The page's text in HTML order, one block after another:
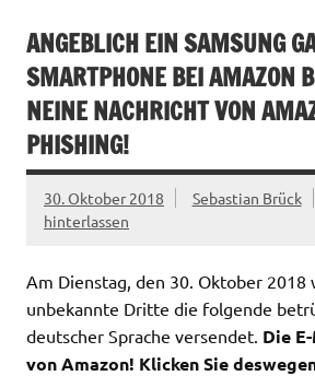
ANGEBLICH EIN SAMSUNG
SMARTPHONE BEI AMAZON
NEINE NACHRICHT VON
PHISHING!
30. Oktober 2018 Sebastian Brück
hinterlassen
Am Dienstag, den 30. Oktober 2018
unbekannte Dritte die folgende
deutscher Sprache versendet. Die
von Amazon! Klicken Sie